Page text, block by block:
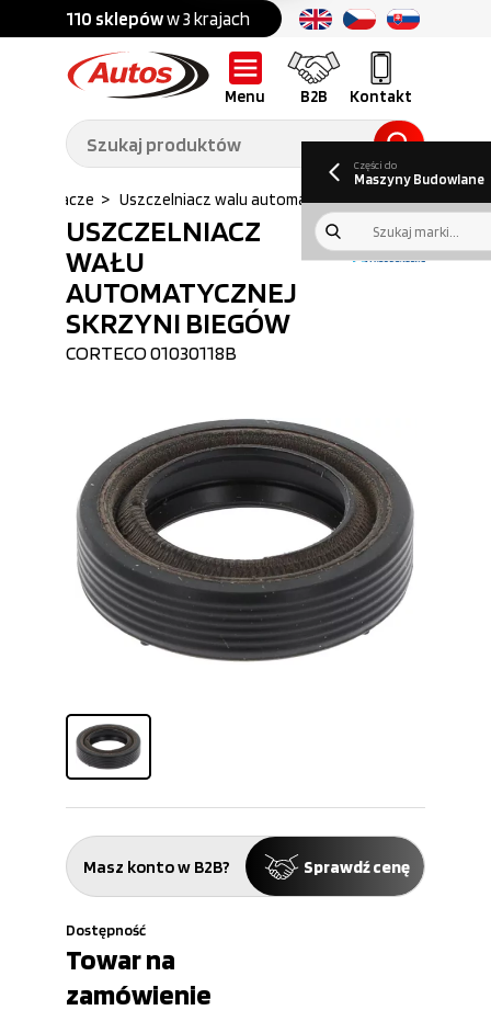
110 sklepóww 3 krajach Ponad 700 marek
Menu B2B Kontakt
Części do:
Ciężarówek,
przyczep,
naczep
Części do:
budowlanych
B2BGaleria
Oferty pracy
kwartalny
Części do
Maszyny Budowlane
> Uszczelniacz walu automatycznej skrzyni ...
USZCZELNIACZ
WAŁU
AUTOMATYCZNEJ
SKRZYNI BIEGÓW
CORTECO01030118B
Masz konto w B2B? Sprawdź cenę
Dostępność
Towar na
zamówienie